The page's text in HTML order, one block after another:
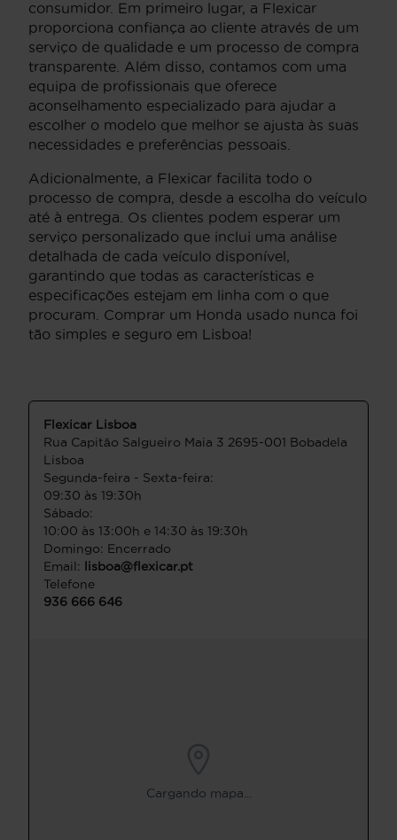
consumidor. Em primeiro lugar, a Flexicar
proporciona confiança ao cliente através de um
serviço de qualidade e um processo de compra
transparente. Além disso, contamos com uma
equipa de profissionais que oferece
aconselhamento especializado para ajudar a
escolher o modelo que melhor se ajusta às suas
necessidades e preferências pessoais.
Adicionalmente, a Flexicar facilita todo o
processo de compra, desde a escolha do veículo
até à entrega. Os clientes podem esperar um
serviço personalizado que inclui uma análise
detalhada de cada veículo disponível,
garantindo que todas as características e
especificações estejam em linha com o que
procuram. Comprar um Honda usado nunca foi
tão simples e seguro em Lisboa!
Flexicar Lisboa
Rua Capitāo Salgueiro Maia 3 2695-001 Bobadela
Lisboa
Segunda-feira - Sexta-feira:
09:30 às 19:30h
Sábado:
10:00 às 13:00h e 14:30 às 19:30h
Domingo: Encerrado
Email:
lisboa@flexicar.pt
Telefone
936 666 646
Cargando mapa...